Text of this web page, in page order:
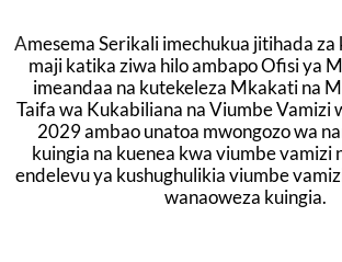
Amesema Serikali imechukua jitihada
maji katika ziwa hilo ambapo Ofisi ya
imeandaa na kutekeleza Mkakati na
Taifa wa Kukabiliana na Viumbe Vamizi
2029 ambao unatoa mwongozo wa
kuingia na kuenea kwa viumbe vamizi
endelevu ya kushughulikia viumbe
wanaoweza kuingia.